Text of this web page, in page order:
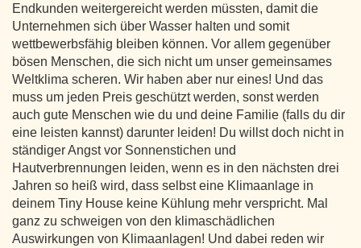
Endkunden weitergereicht werden müssten, damit die
Unternehmen sich über Wasser halten und somit
wettbewerbsfähig bleiben können. Vor allem gegenüber
bösen Menschen, die sich nicht um unser gemeinsames
Weltklima scheren. Wir haben aber nur eines! Und das
muss um jeden Preis geschützt werden, sonst werden
auch gute Menschen wie du und deine Familie (falls du dir
eine leisten kannst) darunter leiden! Du willst doch nicht in
ständiger Angst vor Sonnenstichen und
Hautverbrennungen leiden, wenn es in den nächsten drei
Jahren so heiß wird, dass selbst eine Klimaanlage in
deinem Tiny House keine Kühlung mehr verspricht. Mal
ganz zu schweigen von den klimaschädlichen
Auswirkungen von Klimaanlagen! Und dabei reden wir